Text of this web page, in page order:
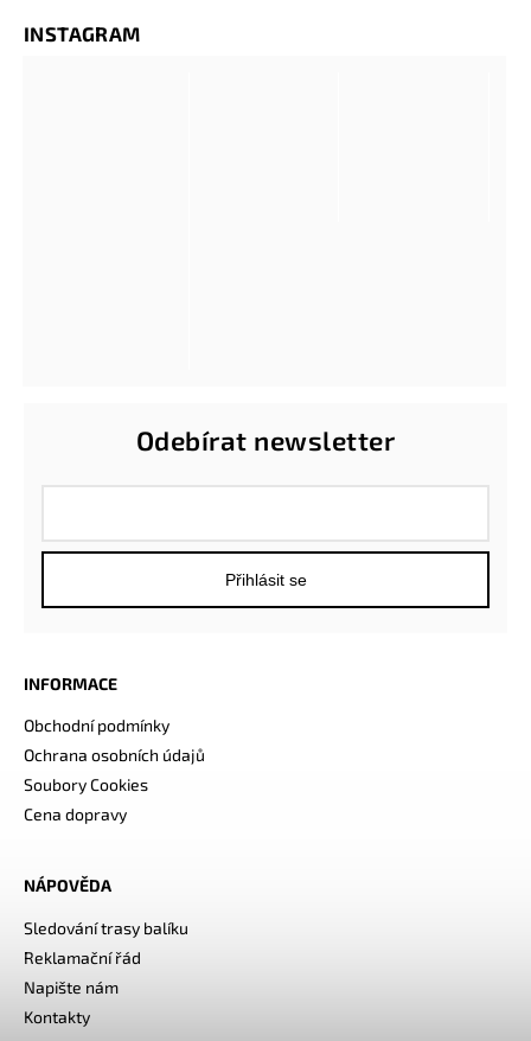
INFORMACE
Obchodní podmínky
Ochrana osobních údajů
Soubory Cookies
Cena dopravy
NÁPOVĚDA
Sledování trasy balíku
Reklamační řád
Napište nám
Kontakty
INSTAGRAM
Odebírat newsletter
Přihlásit se